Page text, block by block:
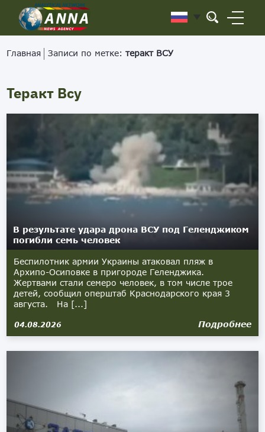
Главная Записи по метке:теракт ВСУ
Теракт Всу
В результате удара дрона ВСУ под Геленджиком
погибли семь человек
Беспилотник армии Украины атаковал пляж в
Архипо-Осиповке в пригороде Геленджика.
Жертвами стали семеро человек, в том числе трое
детей, сообщил оперштаб Краснодарского края 3
августа. На [...]
04.08.2026 Подробнее